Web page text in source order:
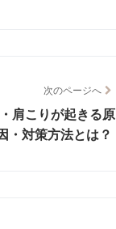
次のページへ
肩こりが起きる原
・対策方法とは？